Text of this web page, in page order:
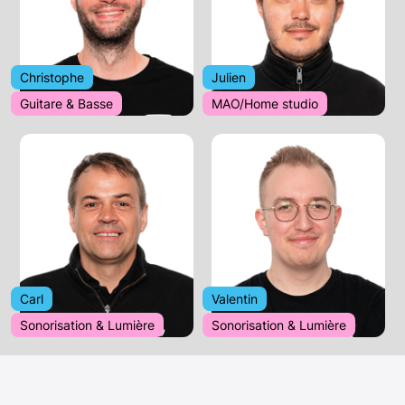
Christophe
Guitare & Basse
Julien
MAO/Home studio
Carl
Sonorisation & Lumière
Valentin
Sonorisation & Lumière